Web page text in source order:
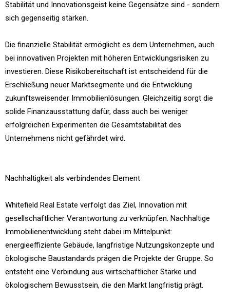
Stabilität und Innovationsgeist keine Gegensätze sind - sondern
sich gegenseitig stärken.
Die finanzielle Stabilität ermöglicht es dem Unternehmen, auch
bei innovativen Projekten mit höheren Entwicklungsrisiken zu
investieren. Diese Risikobereitschaft ist entscheidend für die
Erschließung neuer Marktsegmente und die Entwicklung
zukunftsweisender Immobilienlösungen. Gleichzeitig sorgt die
solide Finanzausstattung dafür, dass auch bei weniger
erfolgreichen Experimenten die Gesamtstabilität des
Unternehmens nicht gefährdet wird.
Nachhaltigkeit als verbindendes Element
Whitefield Real Estate verfolgt das Ziel, Innovation mit
gesellschaftlicher Verantwortung zu verknüpfen. Nachhaltige
Immobilienentwicklung steht dabei im Mittelpunkt:
energieeffiziente Gebäude, langfristige Nutzungskonzepte und
ökologische Baustandards prägen die Projekte der Gruppe. So
entsteht eine Verbindung aus wirtschaftlicher Stärke und
ökologischem Bewusstsein, die den Markt langfristig prägt.